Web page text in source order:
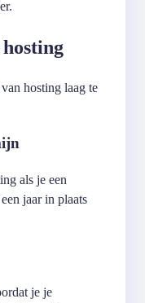
hosting laag te
als je een
jaar in plaats
je je